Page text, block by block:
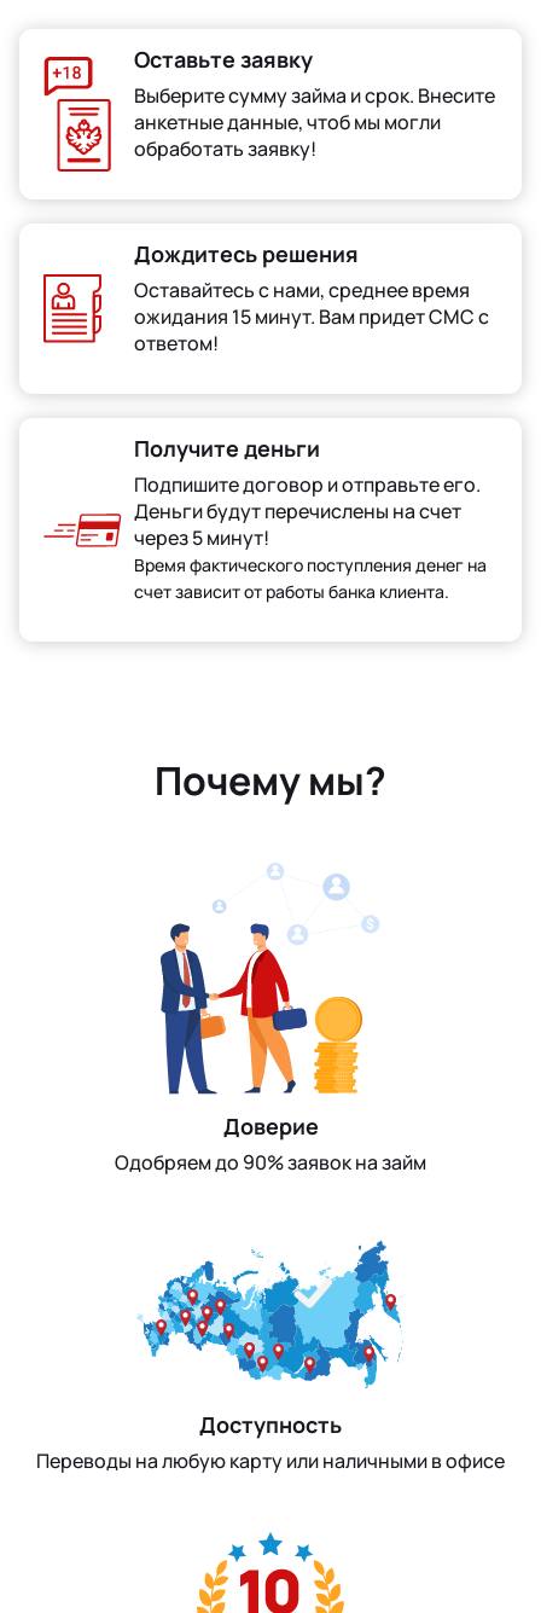
Оставьте заявку
Выберите сумму займа и срок. Внесите
анкетные данные, чтоб мы могли
обработать заявку!
Дождитесь решения
Оставайтесь с нами, среднее время
ожидания 15 минут. Вам придет СМС с
ответом!
Получите деньги
Подпишите договор и отправьте его.
Деньги будут перечислены на счет
через 5 минут!
Время фактического поступления денег на
счет зависит от работы банка клиента.
Почему мы?
Доверие
Одобряем до 90% заявок на займ
Доступность
Переводы на любую карту или наличными в офисе